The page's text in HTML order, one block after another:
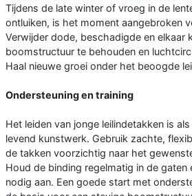
Tijdens de late winter of vroeg in de
ontluiken, is het moment aangebroken
Verwijder dode, beschadigde en elkaar
boomstructuur te behouden en
Haal nieuwe groei onder het beoogde
Ondersteuning en training
Het leiden van jonge leilindetakken is
levend kunstwerk. Gebruik zachte,
de takken voorzichtig naar het
Houd de binding regelmatig in de gaten
nodig aan. Een goede start met